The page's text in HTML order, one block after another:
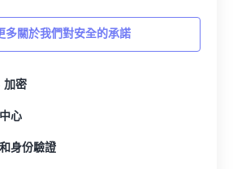
多關於我們對安全的承諾
加密
心
身份驗證